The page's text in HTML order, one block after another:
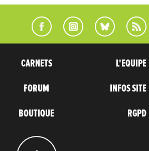
CARNETS
FORUM
BOUTIQUE
L'EQUIPE
INFOS SITE
RGPD